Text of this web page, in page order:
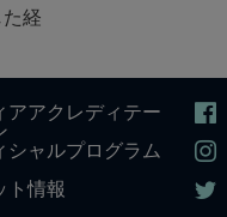
経
アアクレディテー
シャルプログラム
ト情報